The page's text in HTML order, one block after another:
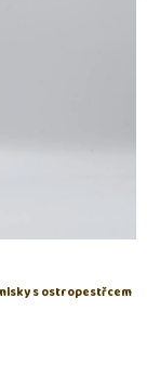
s ostropestřcem